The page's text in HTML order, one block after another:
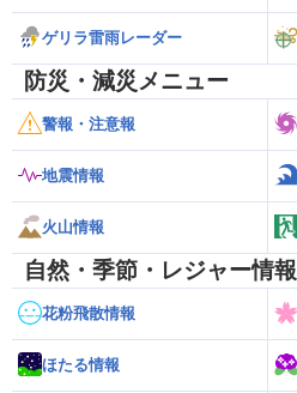
ゲリラ雷雨レーダー
防災・減災メニュー
警報・注意報
地震情報
火山情報
自然・季節・レジャー情報
花粉飛散情報
ほたる情報